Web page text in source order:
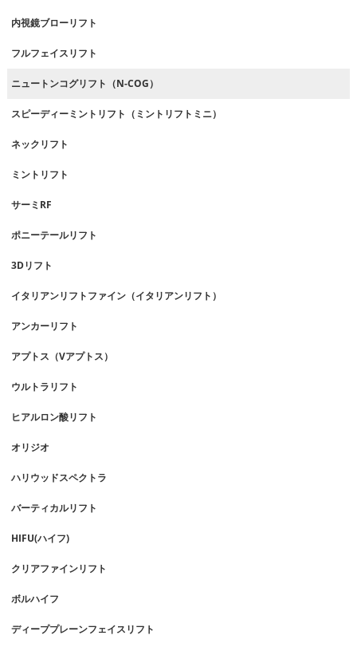
内視鏡ブローリフト
フルフェイスリフト
ニュートンコグリフト（N-COG）
スピーディーミントリフト（ミントリフトミニ）
ネックリフト
ミントリフト
サーミRF
ポニーテールリフト
3Dリフト
イタリアンリフトファイン（イタリアンリフト）
アンカーリフト
アプトス（Vアプトス）
ウルトラリフト
ヒアルロン酸リフト
オリジオ
ハリウッドスペクトラ
バーティカルリフト
HIFU(ハイフ)
クリアファインリフト
ボルハイフ
ディーププレーンフェイスリフト